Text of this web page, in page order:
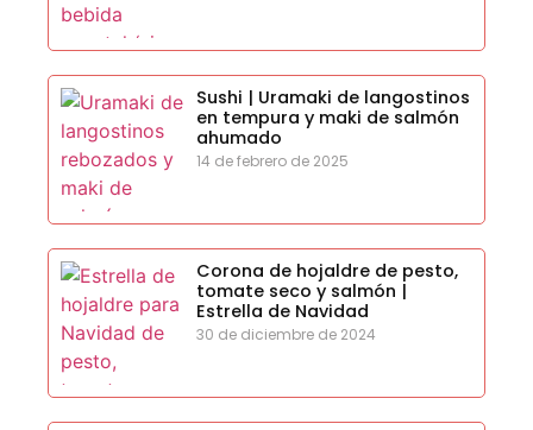
Sushi | Uramaki de langostinos
en tempura y maki de salmón
ahumado
14 de febrero de 2025
Corona de hojaldre de pesto,
tomate seco y salmón |
Estrella de Navidad
30 de diciembre de 2024